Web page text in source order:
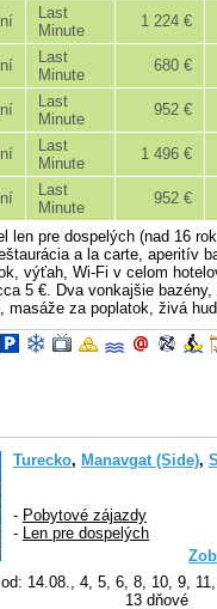
Last
Minute
1 224 €
Last
Minute
680 €
Last
Minute
952 €
Last
Minute
1 496 €
Last
Minute
952 €
len pre dospelých (nad 16
a la carte, aperitív
výťah, Wi-Fi v celom
5 €. Dva vonkajšie
masáže za poplatok, živá
Turecko, Manavgat (Side),
- Pobytové zájazdy
- Len pre dospelých
14.08., 4, 5, 6, 8, 10, 9,
13 dňové